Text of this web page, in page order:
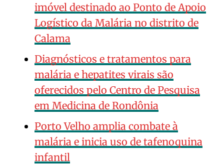
imóvel destinado ao Ponto de Apoio
Logístico da Malária no distrito de
Calama
Diagnósticos e tratamentos para
malária e hepatites virais são
oferecidos pelo Centro de Pesquisa
em Medicina de Rondônia
Porto Velho amplia combate à
malária e inicia uso de tafenoquina
infantil